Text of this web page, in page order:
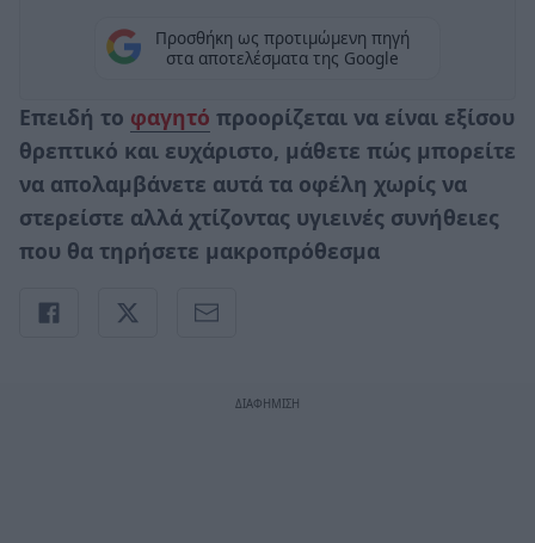
Προσθήκη ως προτιμώμενη πηγή
στα αποτελέσματα της Google
Επειδή το φαγητό προορίζεται να είναι εξίσου
θρεπτικό και ευχάριστο, μάθετε πώς μπορείτε
να απολαμβάνετε αυτά τα οφέλη χωρίς να
στερείστε αλλά χτίζοντας υγιεινές συνήθειες
που θα τηρήσετε μακροπρόθεσμα